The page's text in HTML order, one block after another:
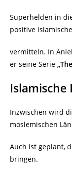
Superhelden in
positive
vermitteln. In
er seine Serie
Inzwischen wird
moslemischen
Auch ist geplant,
bringen.